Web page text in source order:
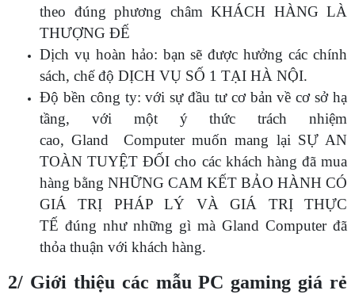
theo đúng phương châm KHÁCH HÀNG LÀ
THƯỢNG ĐẾ
Dịch vụ hoàn hảo: bạn sẽ được hưởng các chính
sách, chế độ DỊCH VỤ SỐ 1 TẠI HÀ NỘI.
Độ bền công ty: với sự đầu tư cơ bản về cơ sở hạ
tầng, với một ý thức trách nhiệm
cao, Gland Computer muốn mang lại SỰ AN
TOÀN TUYỆT ĐỐI cho các khách hàng đã mua
hàng bằng NHỮNG CAM KẾT BẢO HÀNH CÓ
GIÁ TRỊ PHÁP LÝ VÀ GIÁ TRỊ THỰC
TẾ đúng như những gì mà Gland Computer đã
thỏa thuận với khách hàng.
2/ Giới thiệu các mẫu PC gaming giá rẻ